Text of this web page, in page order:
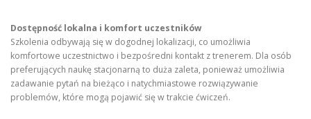
Dostępność lokalna i komfort uczestników
Szkolenia odbywają się w dogodnej lokalizacji, co umożliwia
komfortowe uczestnictwo i bezpośredni kontakt z trenerem. Dla osób
preferujących naukę stacjonarną to duża zaleta, ponieważ umożliwia
zadawanie pytań na bieżąco i natychmiastowe rozwiązywanie
problemów, które mogą pojawić się w trakcie ćwiczeń.